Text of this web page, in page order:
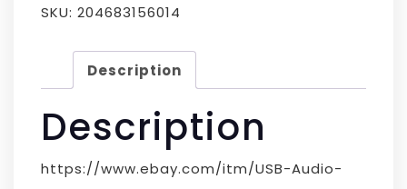
SKU: 204683156014
Description
Description
https://www.ebay.com/itm/USB-Audio-